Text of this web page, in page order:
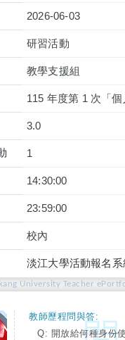
2026-06-03
研習活動
教學支援組
115 年度第 1 次「
3.0
1
14:30:00
23:59:00
校內
淡江大學活動報名
University Teacher
教師歷程問與答:
Q: 開放給何種身份